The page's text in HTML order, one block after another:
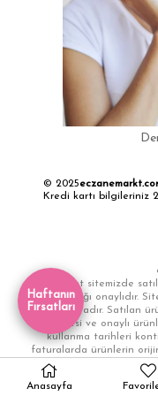
© 2025
Kredi kartı bilgileriniz
E-Ticaret sitemizde
Bakanlığı onaylıdır.
satılmamaktadır. Satılan
takviyesi ve onaylı
kullanma tarihleri
faturalarda ürünlerin
görselleri markaya ait
Haftanın
Fırsatları
Anasayfa